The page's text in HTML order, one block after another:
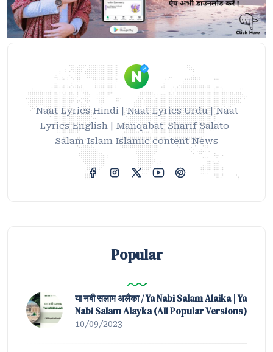
Naat Lyrics Hindi | Naat Lyrics Urdu | Naat
Lyrics English | Manqabat-Sharif Salato-
Salam Islam Islamic content News
Popular
या नबी सलाम अलैका / Ya Nabi Salam Alaika | Ya
Nabi Salam Alayka (All Popular Versions)
10/09/2023